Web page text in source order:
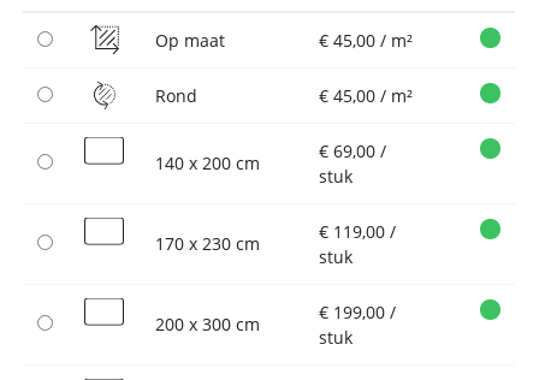
Op maat € 45,00 / m²
Rond € 45,00 / m²
140 x 200 cm
€ 69,00 /
stuk
170 x 230 cm
€ 119,00 /
stuk
200 x 300 cm
€ 199,00 /
stuk